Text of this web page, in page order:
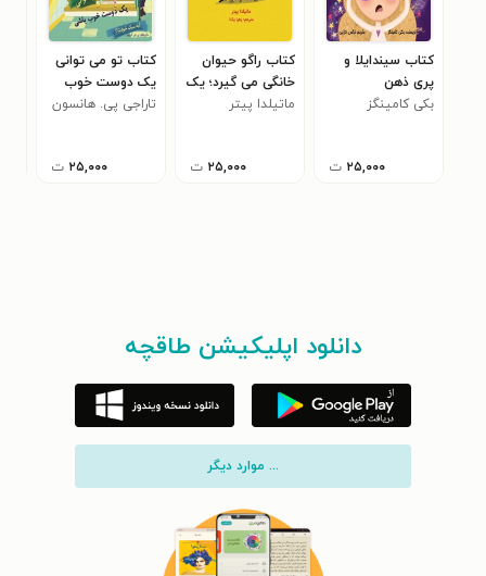
کتاب سیندایلا و
پری ذهن
بکی کامینگز
۲۵,۰۰۰ ت
کتاب راگو حیوان
خانگی می گیرد؛ یک
اژدهای رنگی جادویی
ماتیلدا پیتر
۲۵,۰۰۰ ت
کتاب تو می توانی
یک دوست خوب
باشی (به سبک
تاراجی پی. هانسون
۲۵,۰۰۰ ت
دانلود اپلیکیشن طاقچه
... موارد دیگر